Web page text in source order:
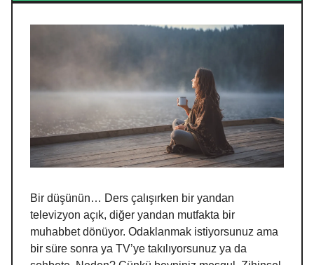
Bir düşünün… Ders çalışırken bir yandan
televizyon açık, diğer yandan mutfakta bir
muhabbet dönüyor. Odaklanmak istiyorsunuz ama
bir süre sonra ya TV’ye takılıyorsunuz ya da